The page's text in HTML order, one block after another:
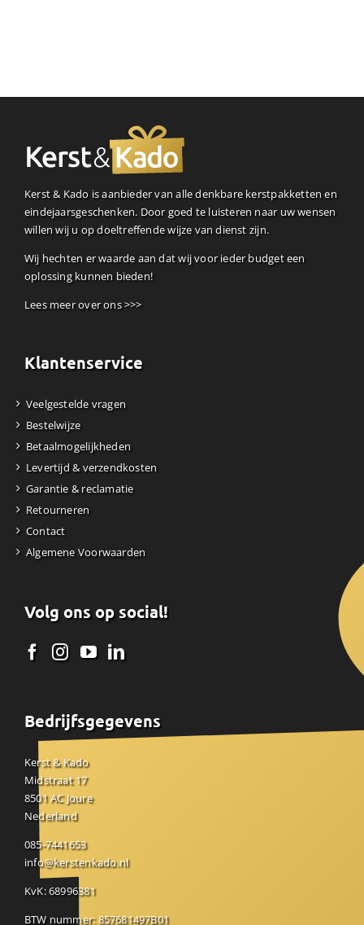
Kerst & Kado is aanbieder van alle denkbare kerstpakketten en
eindejaarsgeschenken. Door goed te luisteren naar uw wensen
willen wij u op doeltreffende wijze van dienst zijn.
Wij hechten er waarde aan dat wij voor ieder budget een
oplossing kunnen bieden!
Lees meer over ons >>>
Klantenservice
Veelgestelde vragen
Bestelwijze
Betaalmogelijkheden
Levertijd & verzendkosten
Garantie & reclamatie
Retourneren
Contact
Algemene Voorwaarden
Volg ons op social!
Bedrijfsgegevens
Kerst & Kado
Midstraat 17
8501 AC Joure
Nederland
085-7441653
info@kerstenkado.nl
KvK: 68996381
BTW nummer: 857681497B01